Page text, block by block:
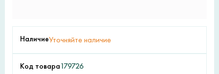
НаличиеУточняйте наличие
Код товара179726